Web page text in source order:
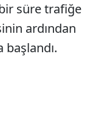
süre trafiğe
ardından